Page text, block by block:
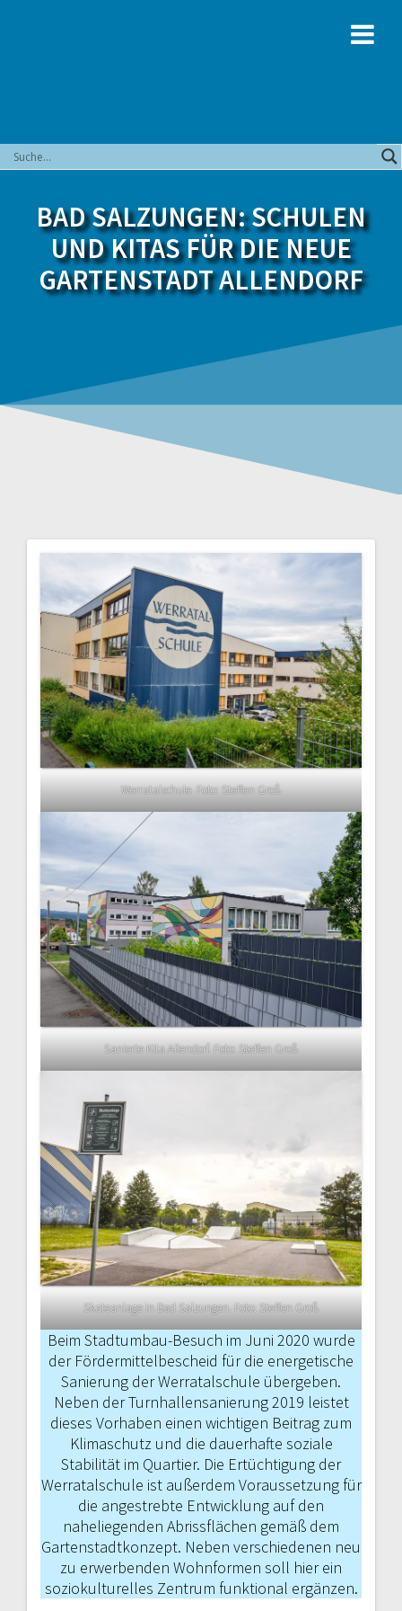
BAD SALZUNGEN: SCHULEN
UND KITAS FÜR DIE NEUE
GARTENSTADT ALLENDORF
Werratalschule. Foto: Steffen Groß
Sanierte Kita Allendorf. Foto: Steffen Groß
Skateanlage in Bad Salzungen. Foto: Steffen Groß
Beim Stadtumbau-Besuch im Juni 2020 wurde
der Fördermittelbescheid für die energetische
Sanierung der Werratalschule übergeben.
Neben der Turnhallensanierung 2019 leistet
dieses Vorhaben einen wichtigen Beitrag zum
Klimaschutz und die dauerhafte soziale
Stabilität im Quartier. Die Ertüchtigung der
Werratalschule ist außerdem Voraus­setzung für
die angestrebte Entwicklung auf den
naheliegenden Abrissflächen gemäß dem
Gartenstadtkonzept. Neben verschiedenen neu
zu erwerben­den Wohnformen soll hier ein
soziokultu­relles Zentrum funktional ergänzen.